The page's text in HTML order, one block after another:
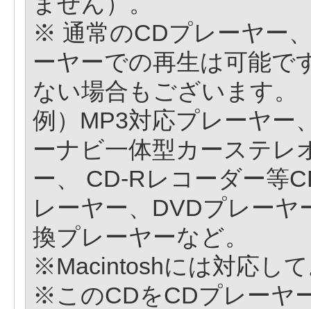
※ 通常のCDプレーヤー
ーヤーでの再生は可能で
ない場合もございます。
例）MP3対応プレーヤー
ーナビ一体型カーステレ
ー、 CD-Rレコーダー等
レーヤー、DVDプレー
換プレーヤーなど。
※Macintoshには対応し
※このCDをCDプレーヤ